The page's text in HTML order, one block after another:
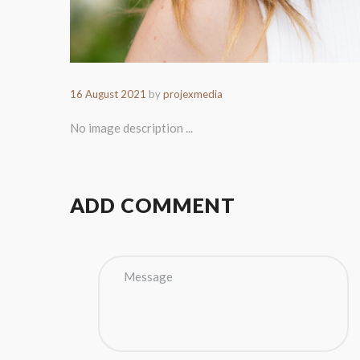
16 August 2021 byprojexmedia
No image description ...
ADD COMMENT